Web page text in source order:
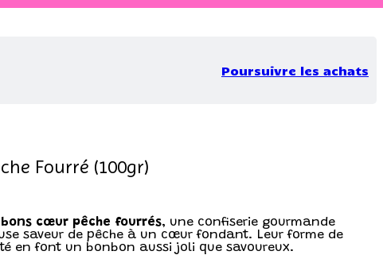
Poursuivre les achats
Fourré (100gr)
cœur pêche fourrés, une confiserie gourmande
saveur de pêche à un cœur fondant. Leur forme de
en font un bonbon aussi joli que savoureux.